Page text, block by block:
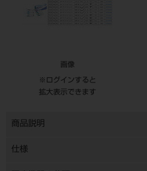
画像
※ログインすると
拡大表示できます
商品説明
仕様